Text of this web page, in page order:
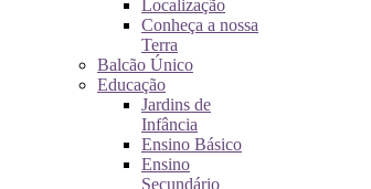
Localização
Conheça a nossa
Terra
Balcão Único
Educação
Jardins de
Infância
Ensino Básico
Ensino
Secundário